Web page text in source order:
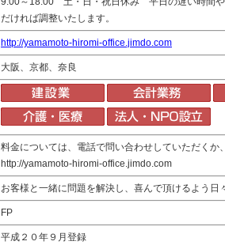
だければ調整いたします。
http://yamamoto-hiromi-office.jimdo.com
大阪、京都、奈良
料金については、電話で問い合わせしていただく
http://yamamoto-hiromi-office.jimdo.com
お客様と一緒に問題を解決し、喜んで頂けるよう日
FP
平成２０年９月登録